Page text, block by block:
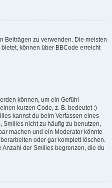
Beiträgen zu verwenden. Die meisten
können über BBCode erreicht
können, um ein Gefühl
kurzen Code, z. B. bedeutet :)
kannst du beim Verfassen eines
Smilies nicht zu häufig zu benutzen,
machen und ein Moderator könnte
oder gar komplett löschen.
der Smilies begrenzen, die du